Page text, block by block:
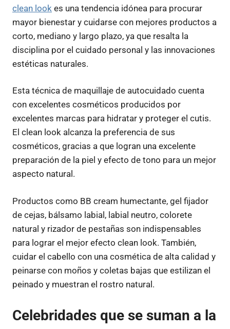
clean look es una tendencia idónea para procurar
mayor bienestar y cuidarse con mejores productos a
corto, mediano y largo plazo, ya que resalta la
disciplina por el cuidado personal y las innovaciones
estéticas naturales.
Esta técnica de maquillaje de autocuidado cuenta
con excelentes cosméticos producidos por
excelentes marcas para hidratar y proteger el cutis.
El clean look alcanza la preferencia de sus
cosméticos, gracias a que logran una excelente
preparación de la piel y efecto de tono para un mejor
aspecto natural.
Productos como BB cream humectante, gel fijador
de cejas, bálsamo labial, labial neutro, colorete
natural y rizador de pestañas son indispensables
para lograr el mejor efecto clean look. También,
cuidar el cabello con una cosmética de alta calidad y
peinarse con moños y coletas bajas que estilizan el
peinado y muestran el rostro natural.
Celebridades que se suman a la